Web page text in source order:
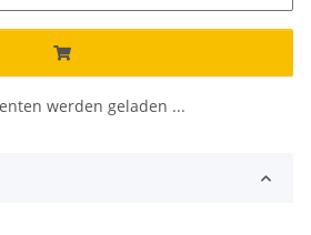
werden geladen ...